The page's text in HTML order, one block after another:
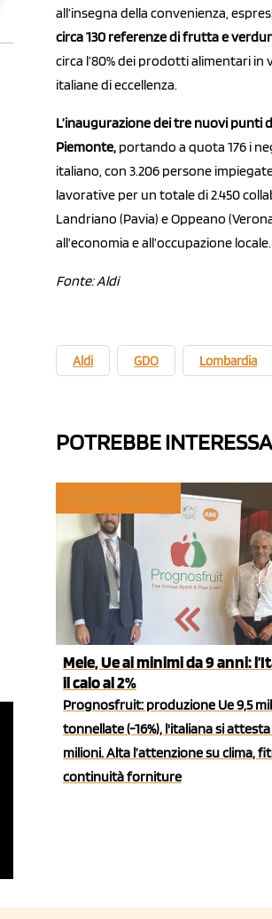
all’insegna della convenienza,
circa 130 referenze di frutta e
circa l’80% dei prodotti alimentari
italiane di eccellenza.
L’inaugurazione dei tre nuovi punti
Piemonte, portando a quota 176 i
italiano, con 3.206 persone
lavorative per un totale di 2.450
Landriano (Pavia) e Oppeano
all’economia e all’occupazione locale.
Fonte: Aldi
Aldi GDO Lombardia
POTREBBE
Mele, Ue ai minimi da 9 anni:
il calo al 2%
Prognosfruit: produzione Ue 9,5
tonnellate (-16%), l'italiana si attesta
milioni. Alta l’attenzione su clima,
continuità forniture